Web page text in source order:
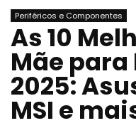
Periféricos e Componentes
As 10
Mãe para
2025:
MSI e